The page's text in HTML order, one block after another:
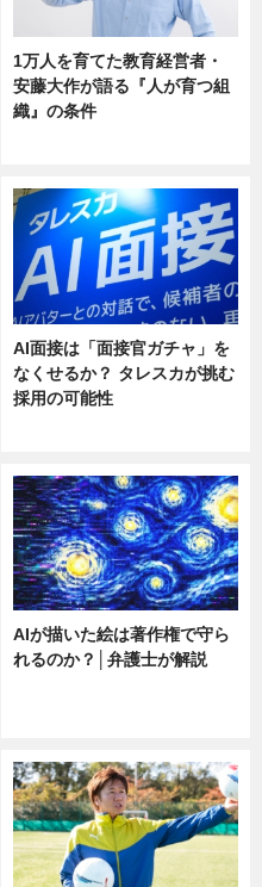
1万人を育てた教育経営者・
安藤大作が語る『人が育つ組
織』の条件
AI面接は「面接官ガチャ」を
なくせるか？ タレスカが挑む
採用の可能性
AIが描いた絵は著作権で守ら
れるのか？│弁護士が解説